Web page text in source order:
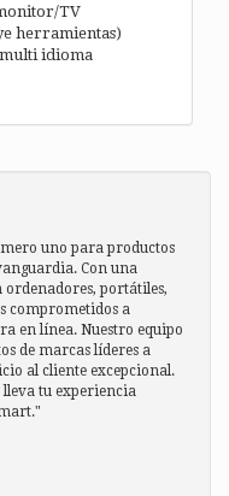
TV
herramientas)
idioma
uno para productos
Con una
portátiles,
comprometidos a
en línea. Nuestro equipo
de marcas líderes a
al cliente excepcional.
tu experiencia